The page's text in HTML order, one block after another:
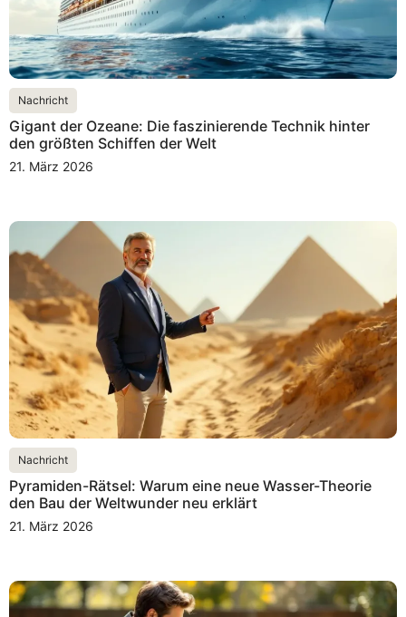
Nachricht
Gigant der Ozeane: Die faszinierende Technik hinter
den größten Schiffen der Welt
21. März 2026
Nachricht
Pyramiden-Rätsel: Warum eine neue Wasser-Theorie
den Bau der Weltwunder neu erklärt
21. März 2026